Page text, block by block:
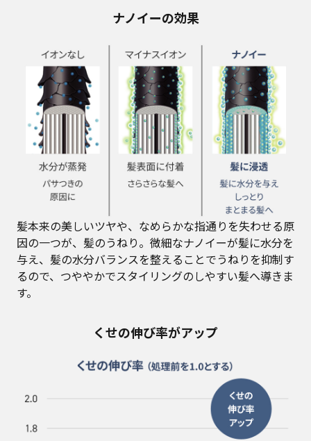
ナノイーの効果
髪本来の美しいツヤや、なめらかな指通りを失わせる原
因の一つが、髪のうねり。微細なナノイーが髪に水分を
与え、髪の水分バランスを整えることでうねりを抑制す
るので、つややかでスタイリングのしやすい髪へ導きま
す。
くせの伸び率がアップ